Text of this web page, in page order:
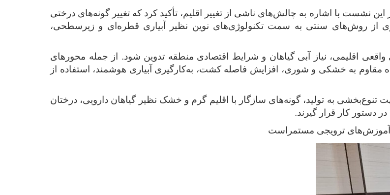
نشست با اشاره به چالش‌های ناشی از تغییر اقلیم، تأکید کرد که تغییر گونه‌های درختی
از روش‌های سنتی به سمت تکنولوژی‌های نوین نظیر آبیاری قطره‌ای و زیرسطحی،
اقلیمی، نیاز آبی گیاهان و شرایط اقتصادی منطقه تدوین شود. از جمله محورهای
مقاوم به خشکی و شوری، افزایش فاصله کشت، به‌کارگیری آبیاری هوشمند، استفاده از
به تولید، گونه‌های سازگار با اقلیم گرم و خشک نظیر گیاهان دارویی، درختان
دستور کار قرار گیرند.
آموزش‌های ترویجی مستمراست